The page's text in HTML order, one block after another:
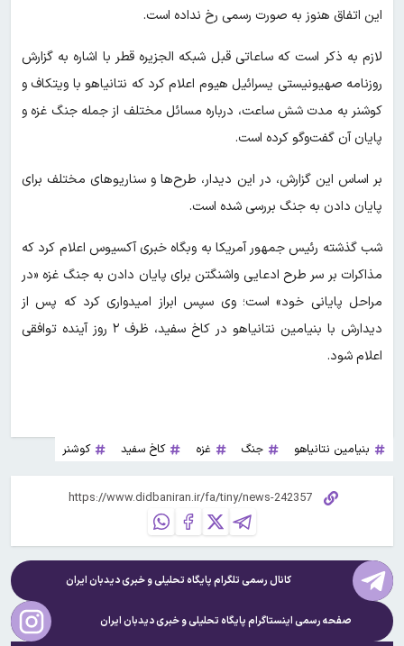
این اتفاق هنوز به صورت رسمی رخ نداده است.
لازم به ذکر است که ساعاتی قبل شبکه الجزیره قطر با اشاره به گزارش
روزنامه صهیونیستی یسرائیل هیوم اعلام کرد که نتانیاهو با ویتکاف و
کوشنر به مدت شش ساعت، درباره مسائل مختلف از جمله جنگ غزه و
پایان آن گفت‌وگو کرده است.
بر اساس این گزارش، در این دیدار، طرح‌ها و سناریوهای مختلف برای
پایان دادن به جنگ بررسی شده است.
شب گذشته رئیس جمهور آمریکا به وبگاه خبری آکسیوس اعلام کرد که
مذاکرات بر سر طرح ادعایی واشنگتن برای پایان دادن به جنگ غزه «در
مراحل پایانی خود» است؛ وی سپس ابراز امیدواری کرد که پس از
دیدارش با بنیامین نتانیاهو در کاخ سفید، ظرف ۲ روز آینده توافقی
اعلام شود.
بنیامین نتانیاهو جنگ غزه کاخ سفید کوشنر
کانال رسمی تلگرام پایگاه تحلیلی و خبریدیدبان ایران
صفحه رسمی اینستاگرام پایگاه تحلیلی و خبریدیدبان ایران